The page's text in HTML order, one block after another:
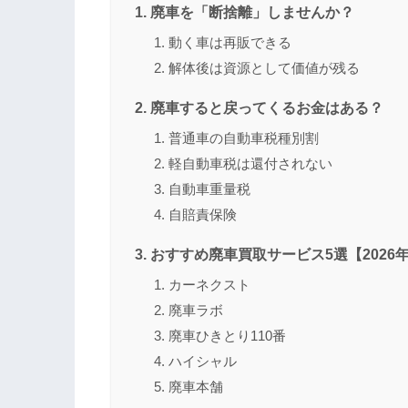
廃車を「断捨離」しませんか？
動く車は再販できる
解体後は資源として価値が残る
廃車すると戻ってくるお金はある？
普通車の自動車税種別割
軽自動車税は還付されない
自動車重量税
自賠責保険
おすすめ廃車買取サービス5選【2026年
カーネクスト
廃車ラボ
廃車ひきとり110番
ハイシャル
廃車本舗